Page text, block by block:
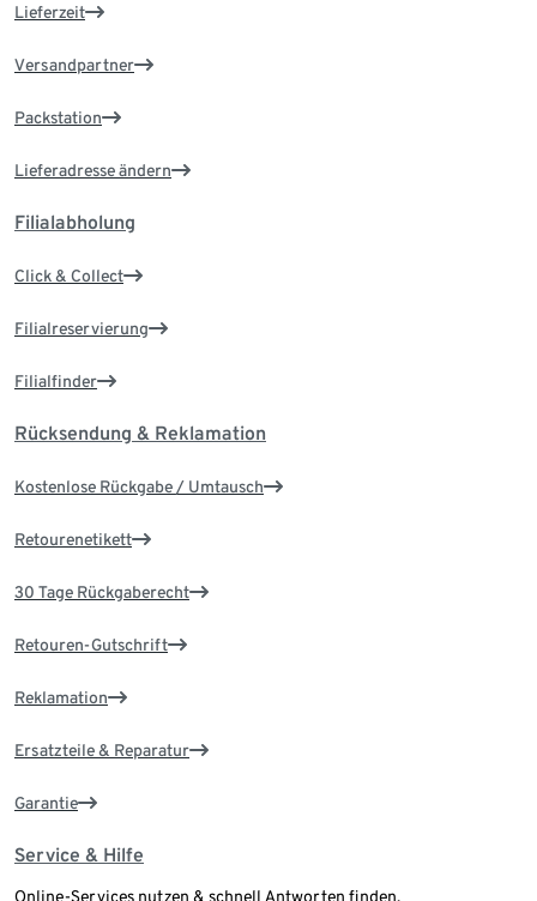
Lieferzeit
Versandpartner
Packstation
Lieferadresse ändern
Filialabholung
Click & Collect
Filialreservierung
Filialfinder
Rücksendung & Reklamation
Kostenlose Rückgabe / Umtausch
Retourenetikett
30 Tage Rückgaberecht
Retouren-Gutschrift
Reklamation
Ersatzteile & Reparatur
Garantie
Service & Hilfe
Online-Services nutzen & schnell Antworten finden.